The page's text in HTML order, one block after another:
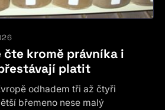
čte kromě právníka i
platit
odhadem tři až čtyři
břemeno nese malý